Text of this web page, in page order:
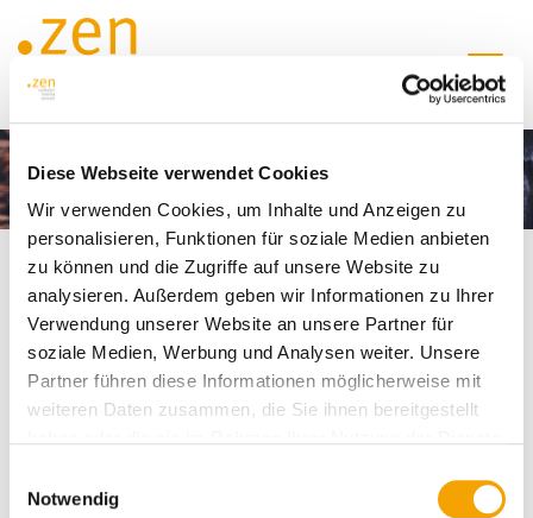
Diese Webseite verwendet Cookies
Wir verwenden Cookies, um Inhalte und Anzeigen zu
personalisieren, Funktionen für soziale Medien anbieten
zu können und die Zugriffe auf unsere Website zu
analysieren. Außerdem geben wir Informationen zu Ihrer
Verwendung unserer Website an unsere Partner für
soziale Medien, Werbung und Analysen weiter. Unsere
Partner führen diese Informationen möglicherweise mit
weiteren Daten zusammen, die Sie ihnen bereitgestellt
Notwendig
Zum Inhalt springen
Home à propos de .zen
Á propos .Zen
le Fondement de .zen est la philosophie Zen
.zen montre le point
nous sommes là pour vous aider